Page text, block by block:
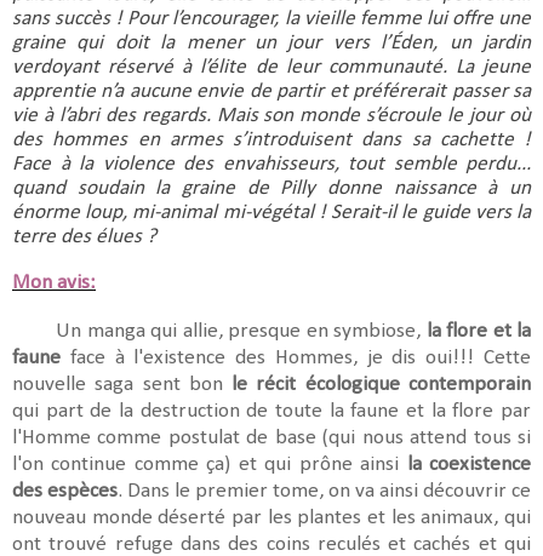
sans succès ! Pour l’encourager, la vieille femme lui offre une
graine qui doit la mener un jour vers l’Éden, un jardin
verdoyant réservé à l’élite de leur communauté. La jeune
apprentie n’a aucune envie de partir et préférerait passer sa
vie à l’abri des regards. Mais son monde s’écroule le jour où
des hommes en armes s’introduisent dans sa cachette !
Face à la violence des envahisseurs, tout semble perdu...
quand soudain la graine de Pilly donne naissance à un
énorme loup, mi-animal mi-végétal ! Serait-il le guide vers la
terre des élues ?
Mon avis:
Un manga qui allie, presque en symbiose, la flore et la
faune face à l'existence des Hommes, je dis oui!!! Cette
nouvelle saga sent bon
le récit écologiquecontemporain
qui part de la destruction de toute la faune et la flore par
l'Homme comme postulat de base (qui nous attend tous si
l'on continue comme ça) et qui prône ainsi
la coexistence
des espèces. Dans le premier tome, on va ainsi découvrir ce
nouveau monde déserté par les plantes et les animaux, qui
ont trouvé refuge dans des coins reculés et cachés et qui